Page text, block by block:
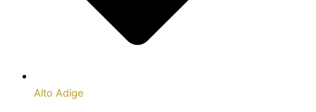
Alto Adige